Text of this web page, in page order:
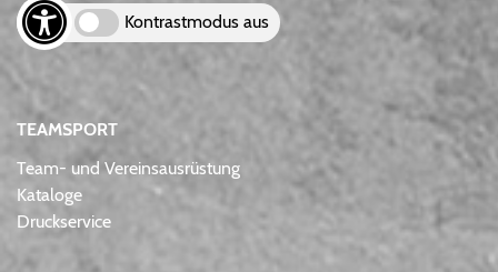
Kontrastmodus aus
TEAMSPORT
Team- und Vereinsausrüstung
Kataloge
Druckservice